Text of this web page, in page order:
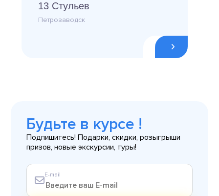
13 Стульев
Петрозаводск
Будьте в курсе !
Подпишитесь! Подарки, скидки, розыгрыши
призов, новые экскурсии, туры!
E-mail